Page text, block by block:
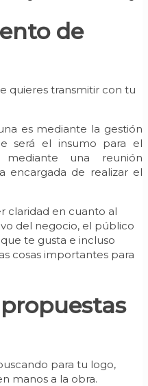
de
quieres transmitir con tu
es mediante la gestión
será el insumo para el
una reunión
encargada de realizar el
claridad en cuanto al
del negocio, el público
te gusta e incluso
cosas importantes para
para tu logo,
manos a la obra.